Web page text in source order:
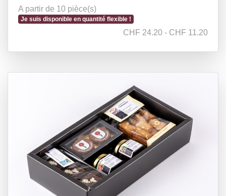
A partir de 10 pièce(s)
Je suis disponible en quantité flexible !
CHF 24.20 - CHF 11.20